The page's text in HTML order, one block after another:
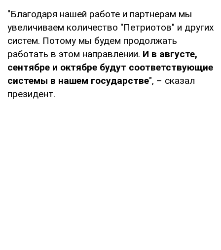
"Благодаря нашей работе и партнерам мы
увеличиваем количество "Петриотов" и других
систем. Потому мы будем продолжать
работать в этом направлении. И в августе,
сентябре и октябре будут соответствующие
системы в нашем государстве", – сказал
президент.